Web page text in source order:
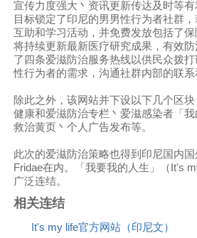
宣传力度强大丶资讯更新传达及时等
目标锁定了印尼的男男性行为者社群
互助和学习活动，并免费发放包括了
将持续更新最新医疗研究成果，有效
了四条爱滋防治服务热线以供民众拨
性行为者的需求，沟通社群内部的联
除此之外，该网站并下设以下几个区
健康和爱滋防治专栏丶爱滋感染者「
救治黄页丶个人广告发布等。
此次的爱滋防治策略也得到印尼国内
Fridae在内。「我要我的人生」（It's
广泛连结。
相关连结
It's my life官方网站（印尼文）